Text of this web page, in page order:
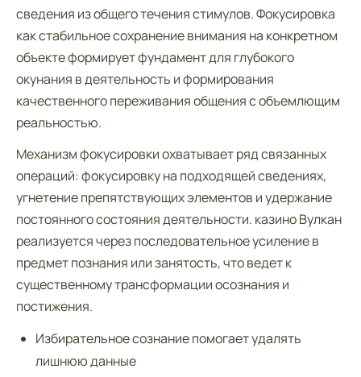
сведения из общего течения стимулов. Фокусировка
как стабильное сохранение внимания на конкретном
объекте формирует фундамент для глубокого
окунания в деятельность и формирования
качественного переживания общения с объемлющим
реальностью.
Механизм фокусировки охватывает ряд связанных
операций: фокусировку на подходящей сведениях,
угнетение препятствующих элементов и удержание
постоянного состояния деятельности. казино Вулкан
реализуется через последовательное усиление в
предмет познания или занятость, что ведет к
существенному трансформации осознания и
постижения.
Избирательное сознание помогает удалять
лишнюю данные